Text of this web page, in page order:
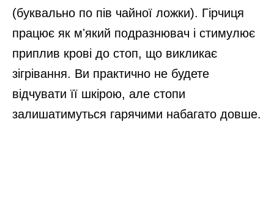
(буквально по пів чайної ложки). Гірчиця
працює як мʼякий подразнювач і стимулює
приплив крові до стоп, що викликає
зігрівання. Ви практично не будете
відчувати її шкірою, але стопи
залишатимуться гарячими набагато довше.